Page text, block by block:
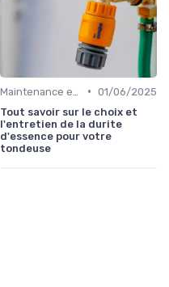
• 01/06/2025
Tout savoir sur le choix et
l'entretien de la durite
d'essence pour votre
tondeuse